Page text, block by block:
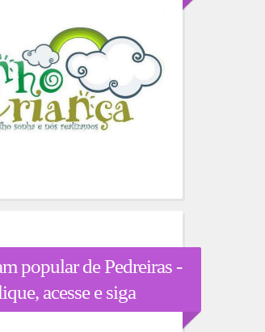
popular de Pedreiras -
acesse e siga